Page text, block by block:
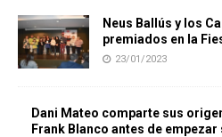
Neus Ballús y los
premiados en la
23/01/2023
Dani Mateo comparte sus
Frank Blanco antes de empezar